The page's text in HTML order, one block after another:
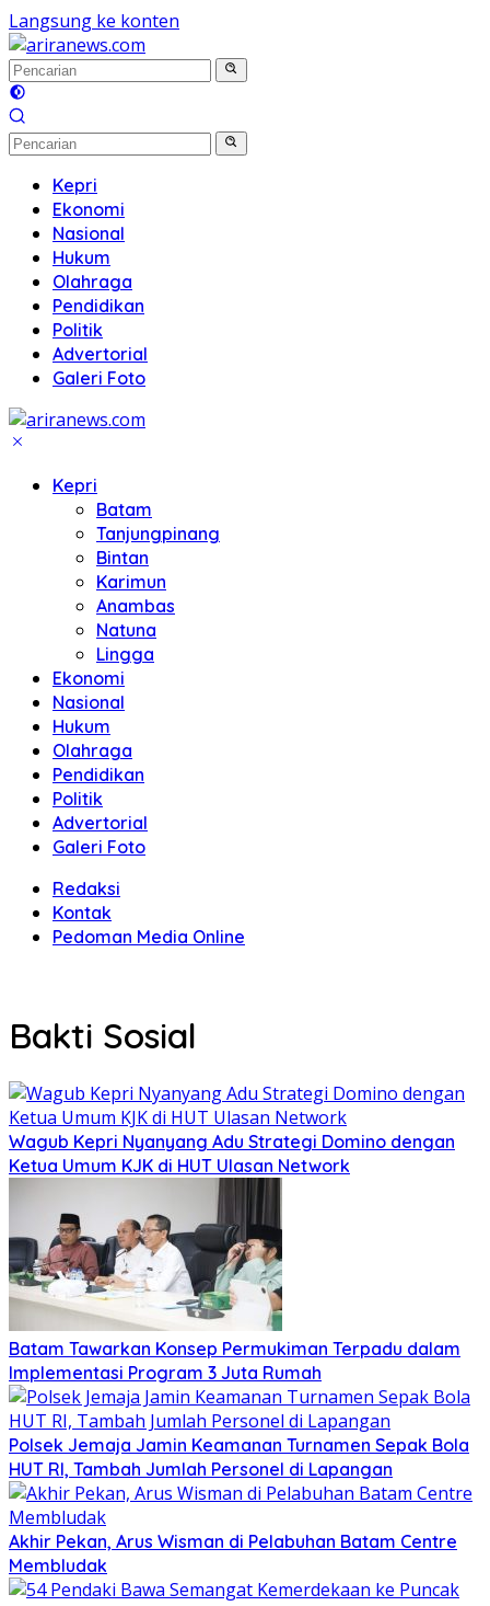
Langsung ke konten
Kepri
Ekonomi
Nasional
Hukum
Olahraga
Pendidikan
Politik
Advertorial
Galeri Foto
Kepri
Batam
Tanjungpinang
Bintan
Karimun
Anambas
Natuna
Lingga
Ekonomi
Nasional
Hukum
Olahraga
Pendidikan
Politik
Advertorial
Galeri Foto
Redaksi
Kontak
Pedoman Media Online
Bakti Sosial
Wagub Kepri Nyanyang Adu Strategi Domino dengan
Ketua Umum KJK di HUT Ulasan Network
Batam Tawarkan Konsep Permukiman Terpadu dalam
Implementasi Program 3 Juta Rumah
Polsek Jemaja Jamin Keamanan Turnamen Sepak Bola
HUT RI, Tambah Jumlah Personel di Lapangan
Akhir Pekan, Arus Wisman di Pelabuhan Batam Centre
Membludak